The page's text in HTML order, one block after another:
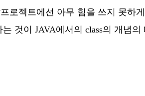
젝트에선 아무 힘을 쓰지 못하
것이 JAVA에서의 class의 개념